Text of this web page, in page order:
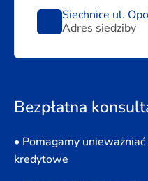
Siechnice ul.
Adres siedziby
Bezpłatna
• Pomagamy
kredytowe